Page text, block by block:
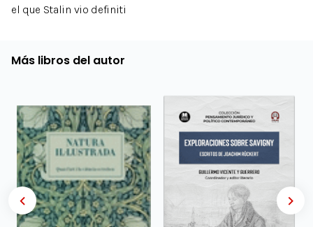
el que Stalin vio definiti
Más libros del autor